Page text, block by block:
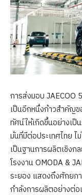
การส่งมอบ JAECOO
เป็นอีกหนึ่งก้าวสำคัญข
ทัศน์ให้เกิดขึ้นอย่างเป็
มั่นที่มีต่อประเทศไทย
เป็นฐานการผลิตเชิงก
โรงงาน OMODA &
ระยอง แสดงถึงศักย
กำลังการผลิตอย่างต่อ